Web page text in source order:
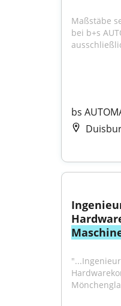
Maßstäbe
bei b+s
bs